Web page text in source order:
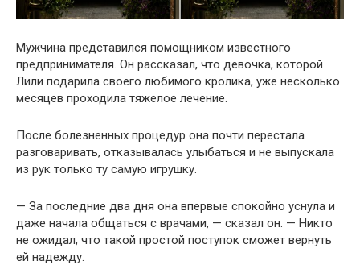
Мужчина представился помощником известного
предпринимателя. Он рассказал, что девочка, которой
Лили подарила своего любимого кролика, уже несколько
месяцев проходила тяжелое лечение.
После болезненных процедур она почти перестала
разговаривать, отказывалась улыбаться и не выпускала
из рук только ту самую игрушку.
— За последние два дня она впервые спокойно уснула и
даже начала общаться с врачами, — сказал он. — Никто
не ожидал, что такой простой поступок сможет вернуть
ей надежду.